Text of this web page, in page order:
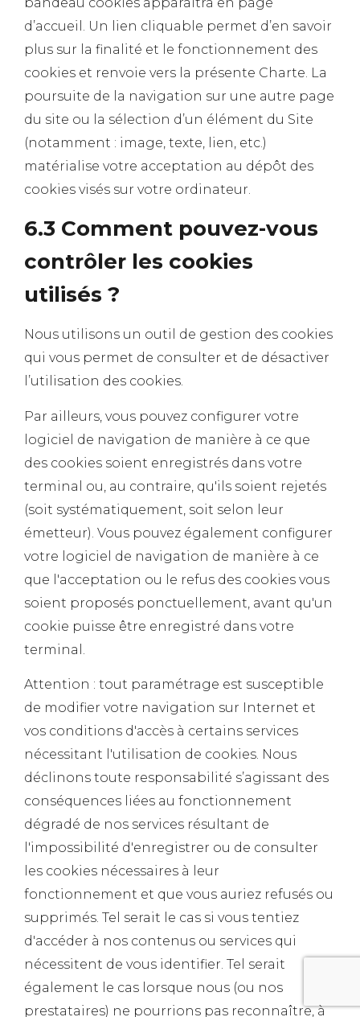
d’accueil. Un lien cliquable permet d’en savoir
plus sur la finalité et le fonctionnement des
cookies et renvoie vers la présente Charte. La
poursuite de la navigation sur une autre page
du site ou la sélection d’un élément du Site
(notamment : image, texte, lien, etc.)
matérialise votre acceptation au dépôt des
cookies visés sur votre ordinateur.
6.3 Comment pouvez-vous
contrôler les cookies
utilisés ?
Nous utilisons un outil de gestion des cookies
qui vous permet de consulter et de désactiver
l’utilisation des cookies.
Par ailleurs, vous pouvez configurer votre
logiciel de navigation de manière à ce que
des cookies soient enregistrés dans votre
terminal ou, au contraire, qu'ils soient rejetés
(soit systématiquement, soit selon leur
émetteur). Vous pouvez également configurer
votre logiciel de navigation de manière à ce
que l'acceptation ou le refus des cookies vous
soient proposés ponctuellement, avant qu'un
cookie puisse être enregistré dans votre
terminal.
Attention : tout paramétrage est susceptible
de modifier votre navigation sur Internet et
vos conditions d'accès à certains services
nécessitant l'utilisation de cookies. Nous
déclinons toute responsabilité s’agissant des
conséquences liées au fonctionnement
dégradé de nos services résultant de
l'impossibilité d'enregistrer ou de consulter
les cookies nécessaires à leur
fonctionnement et que vous auriez refusés ou
supprimés. Tel serait le cas si vous tentiez
d'accéder à nos contenus ou services qui
nécessitent de vous identifier. Tel serait
également le cas lorsque nous (ou nos
prestataires) ne pourrions pas reconnaître, à